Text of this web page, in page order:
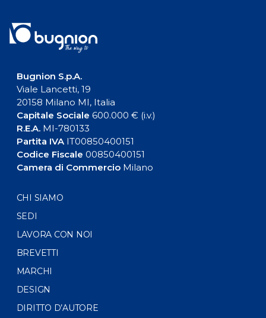
Bugnion S.p.A.
Viale Lancetti, 19
20158 Milano MI, Italia
Capitale Sociale 600.000 € (i.v.)
R.E.A.MI-780133
Partita IVAIT00850400151
Codice Fiscale 00850400151
Camera di CommercioMilano
CHI SIAMO
SEDI
LAVORA CON NOI
BREVETTI
MARCHI
DESIGN
DIRITTO D’AUTORE